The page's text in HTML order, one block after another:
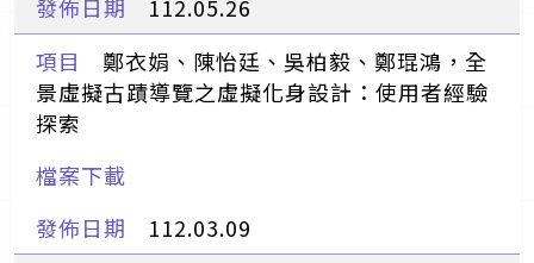
112.05.26
鄭衣娟、陳怡廷、吳柏毅、鄭琨鴻，全
景虛擬古蹟導覽之虛擬化身設計：使用者經驗
探索
112.03.09